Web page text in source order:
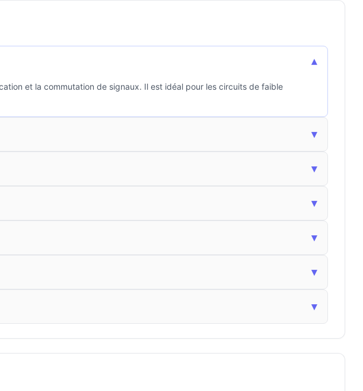
▾
et la commutation de signaux. Il est idéal pour les circuits de faible
▾
▾
▾
▾
▾
▾